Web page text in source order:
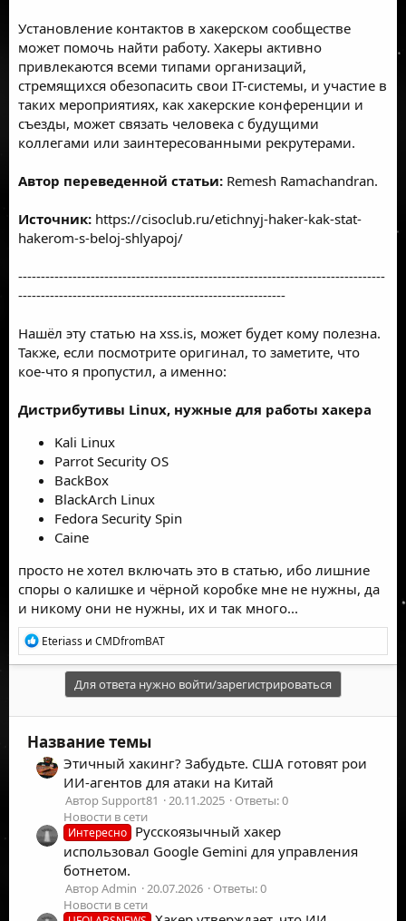
Установление контактов в хакерском сообществе
может помочь найти работу. Хакеры активно
привлекаются всеми типами организаций,
стремящихся обезопасить свои IТ-системы, и участие в
таких мероприятиях, как хакерские конференции и
съезды, может связать человека с будущими
коллегами или заинтересованными рекрутерами.
Автор переведенной статьи: Remesh Ramachandran.
Источник: https://cisoclub.ru/etichnyj-haker-kak-stat-
hakerom-s-beloj-shlyapoj/
---------------------------------------------------------------------------------
-----------------------------------------------------------
Нашёл эту статью на xss.is, может будет кому полезна.
Также, если посмотрите оригинал, то заметите, что
кое-что я пропустил, а именно:
Дистрибутивы Linux, нужные для работы хакера
Kali Linux
Parrot Security OS
BackBox
BlackArch Linux
Fedora Security Spin
Caine
просто не хотел включать это в статью, ибо лишние
споры о калишке и чёрной коробке мне не нужны, да
и никому они не нужны, их и так много...
Р
е
а
:
Eteriass и CMDfromBAT
Для ответа нужно войти/зарегистрироваться
Название темы
Этичный хакинг? Забудьте. США готовят рои
ИИ-агентов для атаки на Китай
Автор Support81 20.11.2025
Ответы: 0
Новости в сети
Интересно Русскоязычный хакер
использовал Google Gemini для управления
ботнетом.
Автор Admin 20.07.2026
Ответы: 0
Новости в сети